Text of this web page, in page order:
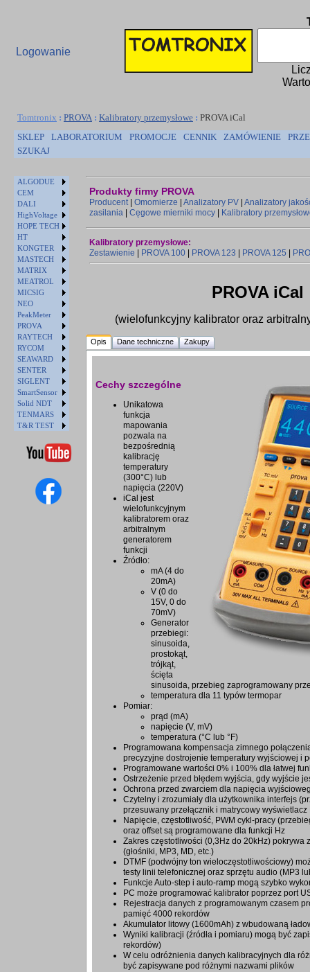
Logowanie
Tomtronix : PROVA : Kalibratory przemysłowe : PROVA iCal
SKLEP
LABORATORIUM PROMOCJE CENNIK ZAMÓWIENIE
SZUKAJ
ALGODUE
CEM
DALI
HighVoltage
HOPE TECH
HT
KONGTER
MASTECH
MATRIX
MEATROL
MICSIG
NEO
PeakMeter
PROVA
RAYTECH
RYCOM
SEAWARD
SENTER
SIGLENT
SmartSensor
Solid NDT
TENMARS
T&R TEST
Produkty firmy PROVA
Producent| Omomierze Analizatory PV Analizatory
zasilania
Cęgowe mierniki mocy Kalibratory
Kalibratory przemysłowe:
Zestawienie
PROVA 100 PROVA 123 PROVA 125
PROVA iCal
(wielofunkcyjny kalibrator oraz
Opis Dane techniczne Zakupy
Cechy szczególne
Unikatowa
funkcja
mapowania
pozwala na
bezpośrednią
kalibrację
temperatury
(300°C) lub
napięcia (220V)
iCal jest
wielofunkcyjnym
kalibratorem oraz
arbitralnym
generatorem
funkcji
Źródło:
mA (4 do
20mA)
V (0 do
15V, 0 do
70mV)
Generator
przebiegi:
sinusoida,
prostokąt,
trójkąt,
ścięta
sinusoida, przebieg zaprogramowany
temperatura dla 11 typów termopar
Pomiar:
prąd (mA)
napięcie (V, mV)
temperatura (°C lub °F)
Programowana kompensacja zimnego
precyzyjne dostrojenie temperatury wyjściowej i
Programowane wartości 0% i 100% dla łatwej
Ostrzeżenie przed błędem wyjścia, gdy wyjście
Ochrona przed zwarciem dla napięcia
Czytelny i zrozumiały dla użytkownika interfejs
przesuwany przełącznik i matrycowy
Napięcie, częstotliwość, PWM cykl-pracy
oraz offset są programowane dla funkcji Hz
Zakres częstotliwości (0,3Hz do 20kHz) pokrywa
(głośniki, MP3, MD, etc.)
DTMF (podwójny ton wieloczęstotliwościowy)
testy linii telefonicznej oraz sprzętu audio (MP3
Funkcje Auto-step i auto-ramp mogą szybko
PC może programować kalibrator poprzez port
Rejestracja danych z programowanym czasem
pamięć 4000 rekordów
Akumulator litowy (1600mAh) z wbudowaną
Wyniki kalibracji (źródła i pomiaru) mogą być
rekordów)
W celu odróżnienia danych kalibracyjnych dla
być zapisywane pod różnymi nazwami plików